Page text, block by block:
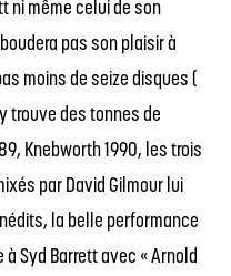
ni même celui de son
pas son plaisir à
moins de seize disques (
trouve des tonnes de
Knebworth 1990, les trois
par David Gilmour lui
la belle performance
Syd Barrett avec « Arnold